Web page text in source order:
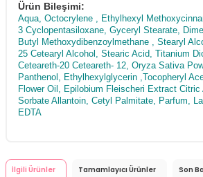
Ürün Bileşimi:
Aqua, Octocrylene , Ethylhexyl
3 Cyclopentasiloxane, Gyceryl Stearate,
Butyl Methoxydibenzoylmethane , Stearyl
25 Cetearyl Alcohol, Stearic Acid, Titanium
Ceteareth-20 Ceteareth- 12, Oryza Sativa
Panthenol, Ethylhexylglycerin ,Tocopheryl
Flower Oil, Epilobium Fleischeri Extract
Sorbate Allantoin, Cetyl Palmitate, Parfum,
EDTA
İlgili Ürünler Tamamlayıcı Ürünler Son